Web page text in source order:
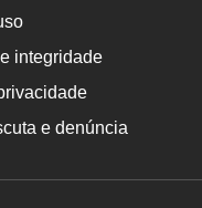
integridade
e denúncia